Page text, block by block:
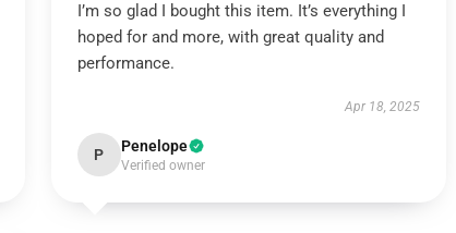
I’m so glad I bought this item. It’s everything I
hoped for and more, with great quality and
performance.
Apr 18, 2025
P Penelope
Verified owner